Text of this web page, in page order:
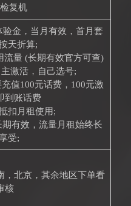
复机
金，当月有效，首月套
天折算;
流量 (长期有效官方可查)
激活，自己选号;
值100元话费，100元激
到账话费
扣月租使用;
有效，流量月租始终长
受;
，北京，其余地区下单看
核